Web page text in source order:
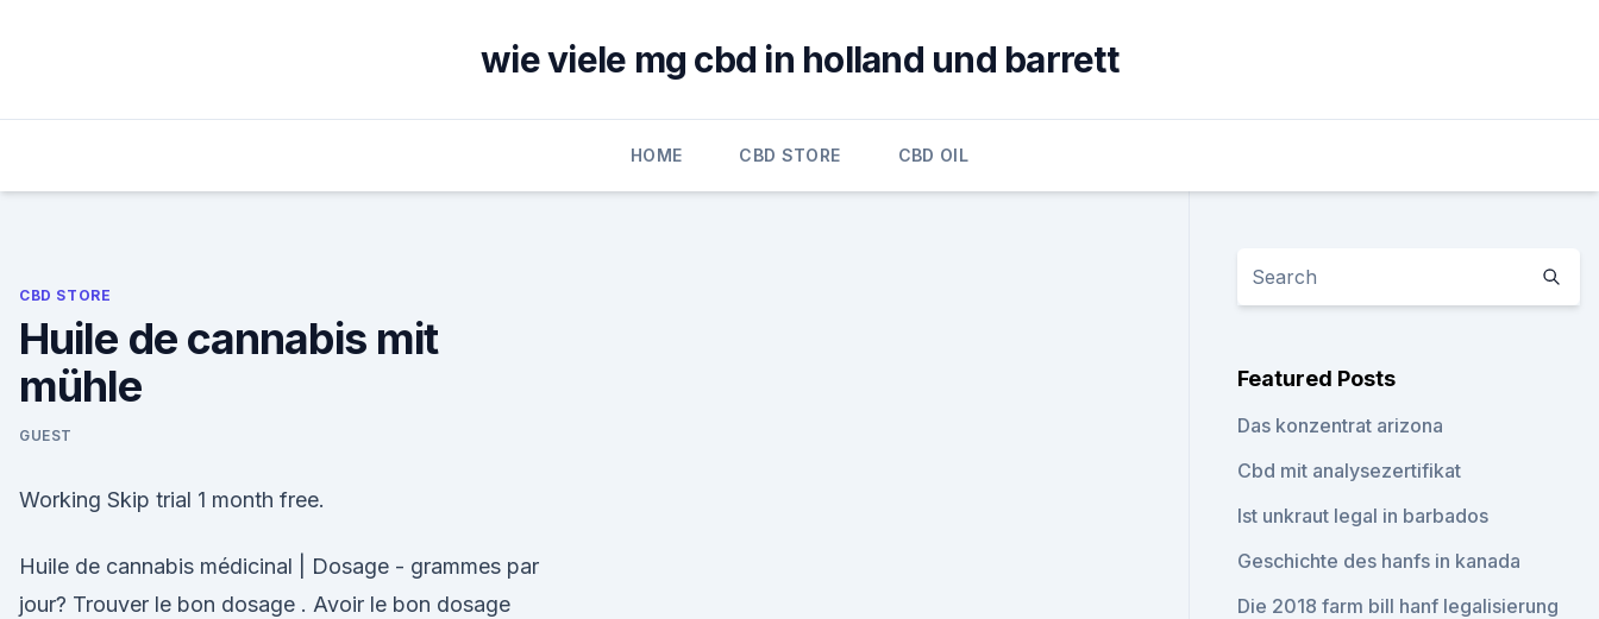
wie viele mg cbd in holland und barrett
HOME CBD STORE CBD OIL
CBD STORE
Huile de cannabis mit
mühle
GUEST
Working Skip trial 1 month free.
Huile de cannabis médicinal | Dosage - grammes par
jour? Trouver le bon dosage . Avoir le bon dosage
Featured Posts
Das konzentrat arizona
Cbd mit analysezertifikat
Ist unkraut legal in barbados
Geschichte des hanfs in kanada
Die 2018 farm bill hanf legalisierung